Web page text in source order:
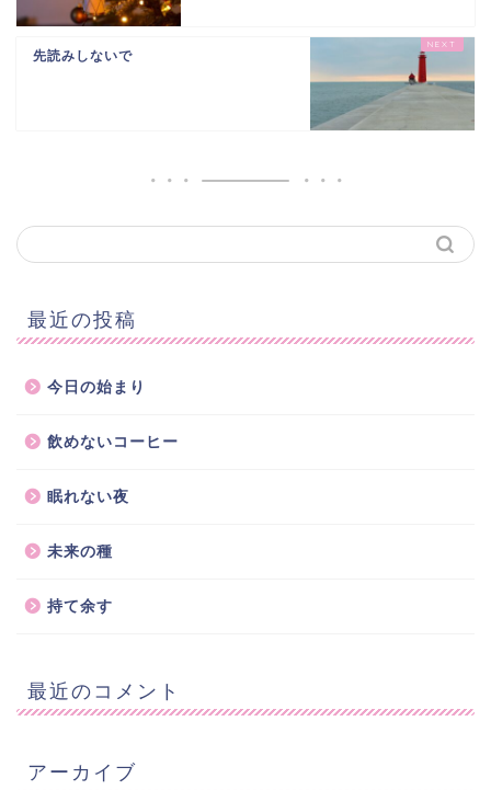
先読みしないで
最近の投稿
今日の始まり
飲めないコーヒー
眠れない夜
未来の種
持て余す
最近のコメント
アーカイブ